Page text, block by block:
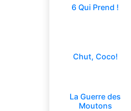
6 Qui Prend !
Chut, Coco!
La Guerre des
Moutons